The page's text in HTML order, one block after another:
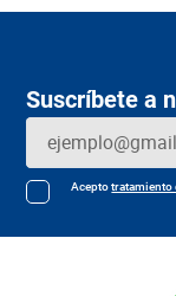
Suscríbete a
Aceptotratamiento